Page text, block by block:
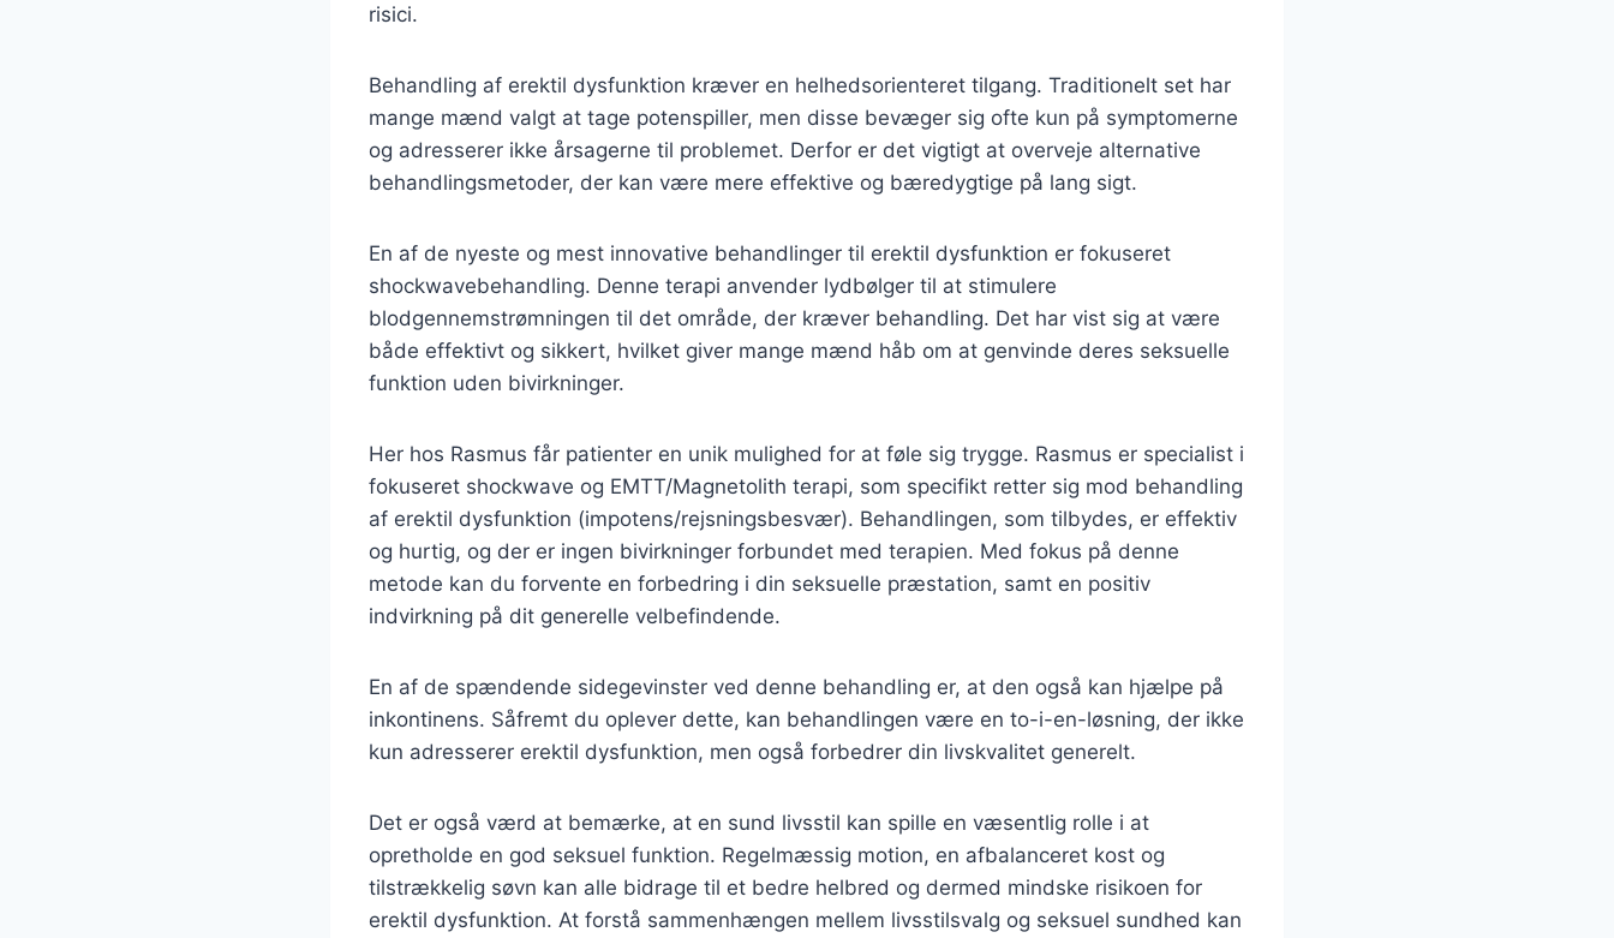
risici.
Behandling af erektil dysfunktion kræver en helhedsorienteret tilgang. Traditionelt set har
mange mænd valgt at tage potenspiller, men disse bevæger sig ofte kun på symptomerne
og adresserer ikke årsagerne til problemet. Derfor er det vigtigt at overveje alternative
behandlingsmetoder, der kan være mere effektive og bæredygtige på lang sigt.
En af de nyeste og mest innovative behandlinger til erektil dysfunktion er fokuseret
shockwavebehandling. Denne terapi anvender lydbølger til at stimulere
blodgennemstrømningen til det område, der kræver behandling. Det har vist sig at være
både effektivt og sikkert, hvilket giver mange mænd håb om at genvinde deres seksuelle
funktion uden bivirkninger.
Her hos Rasmus får patienter en unik mulighed for at føle sig trygge. Rasmus er specialist i
fokuseret shockwave og EMTT/Magnetolith terapi, som specifikt retter sig mod behandling
af erektil dysfunktion (impotens/rejsningsbesvær). Behandlingen, som tilbydes, er effektiv
og hurtig, og der er ingen bivirkninger forbundet med terapien. Med fokus på denne
metode kan du forvente en forbedring i din seksuelle præstation, samt en positiv
indvirkning på dit generelle velbefindende.
En af de spændende sidegevinster ved denne behandling er, at den også kan hjælpe på
inkontinens. Såfremt du oplever dette, kan behandlingen være en to-i-en-løsning, der ikke
kun adresserer erektil dysfunktion, men også forbedrer din livskvalitet generelt.
Det er også værd at bemærke, at en sund livsstil kan spille en væsentlig rolle i at
opretholde en god seksuel funktion. Regelmæssig motion, en afbalanceret kost og
tilstrækkelig søvn kan alle bidrage til et bedre helbred og dermed mindske risikoen for
erektil dysfunktion. At forstå sammenhængen mellem livsstilsvalg og seksuel sundhed kan